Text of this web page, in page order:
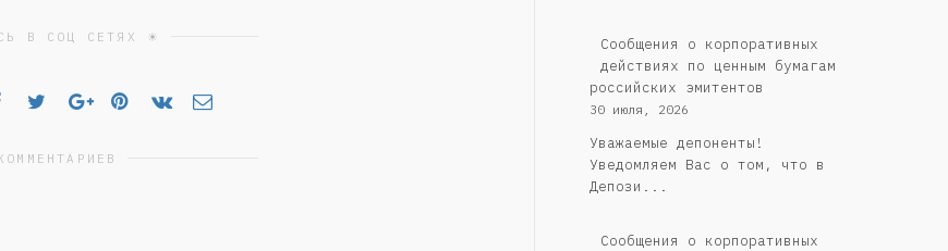
В СОЦ СЕТЯХ ☀
Cообщения о корпоративных
действиях по ценным бумагам
российских эмитентов
30 июля, 2026
Уважаемые депоненты!
Уведомляем Вас о том, что в
Депози...
Сообщения о корпоративных